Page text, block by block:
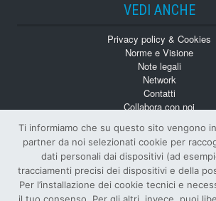
VEDI ANCHE
Privacy policy & Cookies
Norme e Visione
Note legali
Network
Contatti
Collabora con noi
Numeri Arretrati
Ti informiamo che su questo sito vengono
partner da noi selezionati cookie per
dati personali dai dispositivi (ad
tracciamenti precisi dei dispositivi e della
Per l’installazione dei cookie tecnici e